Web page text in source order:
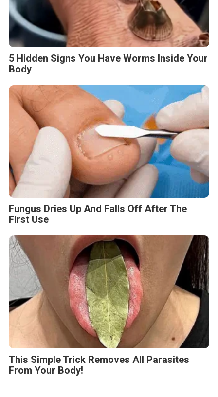
5 Hidden Signs You Have Worms Inside Your
Body
Fungus Dries Up And Falls Off After The
First Use
This Simple Trick Removes All Parasites
From Your Body!